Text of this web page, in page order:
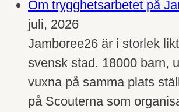
Om trygghetsarbetet på
juli, 2026
Jamboree26 är i storlek
svensk stad. 18000 barn,
vuxna på samma plats
på Scouterna som